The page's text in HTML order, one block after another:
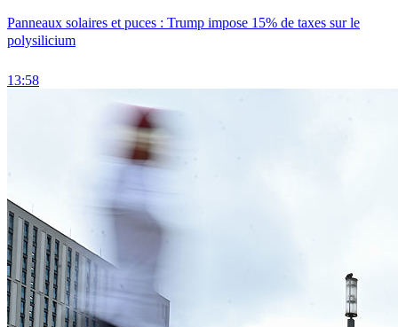
Panneaux solaires et puces : Trump impose 15% de taxes sur le
polysilicium
13:58